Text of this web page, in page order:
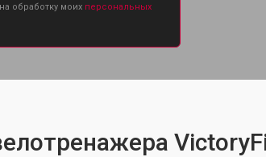
обработку моих персональных